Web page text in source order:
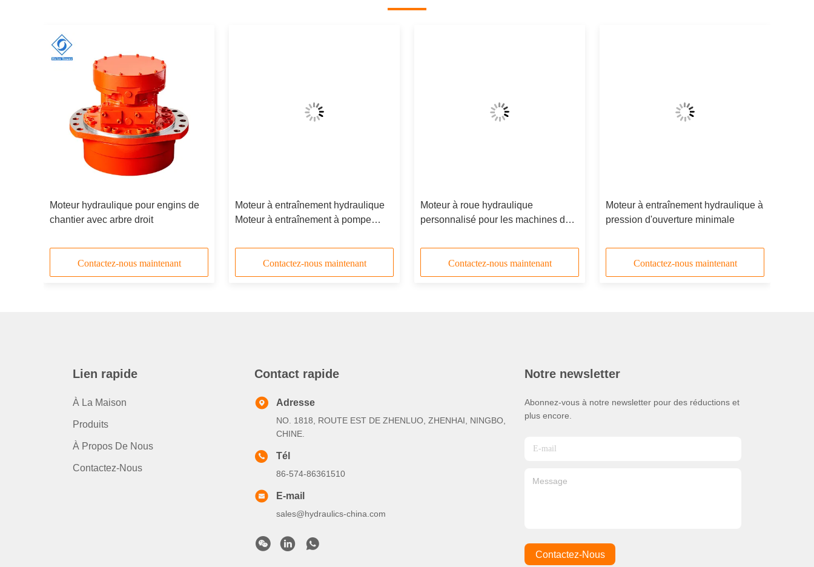
Moteur hydraulique pour engins de
chantier avec arbre droit
Contactez-nous maintenant
Moteur à entraînement hydraulique
Moteur à entraînement à pompe
Contactez-nous maintenant
Moteur à roue hydraulique
personnalisé pour les machines de
puissance et un contrôle améliorés
dans des environnements difficiles
Contactez-nous maintenant
Moteur à entraînement hydraulique à
pression d'ouverture minimale
Contactez-nous maintenant
Lien rapide
À La Maison
Produits
À Propos De Nous
Contactez-Nous
Contact rapide
Adresse
NO. 1818, ROUTE EST DE ZHENLUO, ZHENHAI, NINGBO,
CHINE.
Tél
86-574-86361510
E-mail
sales@hydraulics-china.com
Notre newsletter
Abonnez-vous à notre newsletter pour des réductions et
plus encore.
Contactez-Nous